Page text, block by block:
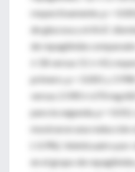
respectivamente, p <
de glucosa y el AUC
de repaglinida
± 58 versus 51 ± 43,
primero, p < 0.001 y 3
versus 2 090 ± 670 mg/
para la segunda, p =
mostraron una reducción
(-0.9%). Veinticuatro por
en el grupo de